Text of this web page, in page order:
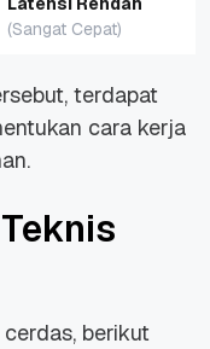
(Sangat Cepat)
terdapat
cara kerja
berikut